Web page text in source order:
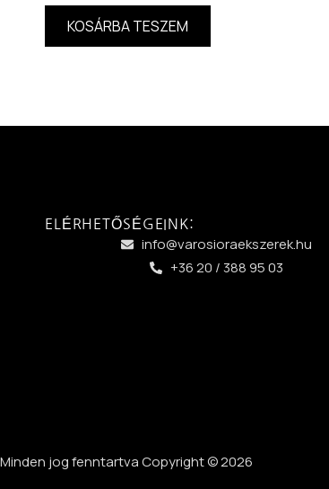
KOSÁRBA TESZEM
ELÉRHETŐSÉGEINK:
info@varosioraekszerek.hu
+36 20 / 388 95 03
Minden jog fenntartva Copyright © 2026